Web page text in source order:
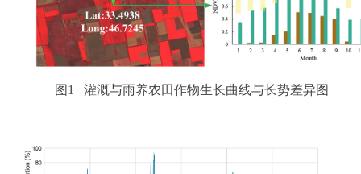
图1 灌溉与雨养农田作物生长曲线与长势差异图